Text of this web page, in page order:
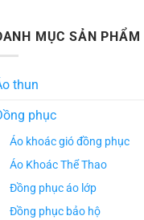
MỤC SẢN PHẨM
thun
phục
Áo khoác gió đồng phục
Áo Khoác Thể Thao
Đồng phục áo lớp
Đồng phục bảo hộ